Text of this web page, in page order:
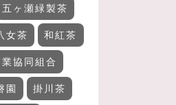
五ヶ瀬緑製茶
女茶 和紅茶
協同組合
園 掛川茶